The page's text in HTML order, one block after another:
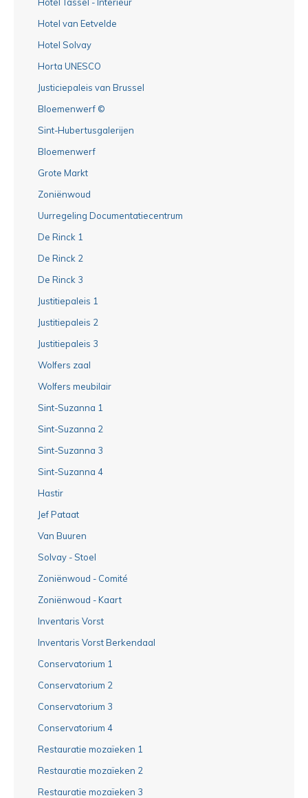
Hotel van Eetvelde
Hotel Solvay
Horta UNESCO
Justiciepaleis van Brussel
Bloemenwerf ©
Sint-Hubertusgalerijen
Bloemenwerf
Grote Markt
Zoniënwoud
Uurregeling Documentatiecentrum
De Rinck 1
De Rinck 2
De Rinck 3
Justitiepaleis 1
Justitiepaleis 2
Justitiepaleis 3
Wolfers zaal
Wolfers meubilair
Sint-Suzanna 1
Sint-Suzanna 2
Sint-Suzanna 3
Sint-Suzanna 4
Hastir
Jef Pataat
Van Buuren
Solvay - Stoel
Zoniënwoud - Comité
Zoniënwoud - Kaart
Inventaris Vorst
Inventaris Vorst Berkendaal
Conservatorium 1
Conservatorium 2
Conservatorium 3
Conservatorium 4
Restauratie mozaïeken 1
Restauratie mozaïeken 2
Restauratie mozaïeken 3